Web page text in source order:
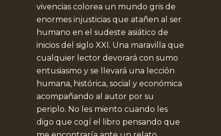
vivencias colorea un mundo gris de
enormes injusticias que atañen al ser
humano en el sudeste asiático de
inicios del siglo XXI. Una maravilla que
cualquier lector devorará con sumo
entusiasmo y se llevará una lección
humana, histórica, social y económica
acompañando al autor por su
periplo. No les miento cuando les
digo que cogí el libro pensando que